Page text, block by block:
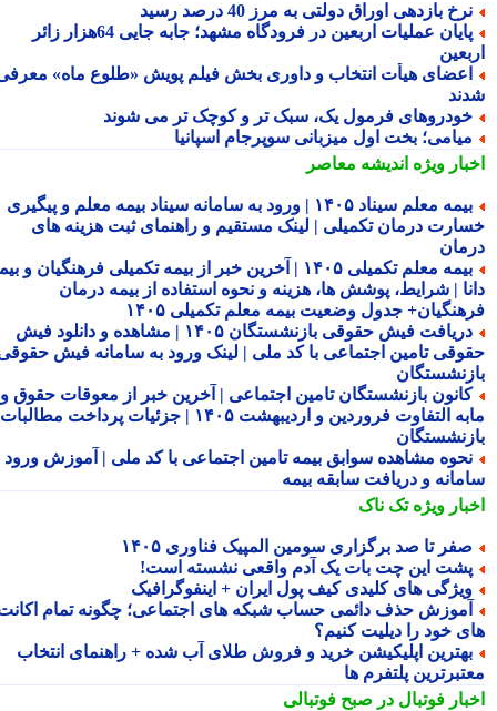
بازدهی اوراق دولتی به مرز 40 درصد رسید
پایان عملیات اربعین در فرودگاه مشهد؛ جابه جایی 64هزار زائر
هیأت انتخاب و داوری بخش فیلم پویش «طلوع ماه» معرفی
فرمول یک، سبک تر و کوچک تر می شوند
بخت اول میزبانی سوپرجام اسپانیا
ویژهاندیشه معاصر
بیمه معلم سیناد ۱۴۰۵ | ورود به سامانه سیناد بیمه معلم و پیگیری
درمان تکمیلی | لینک مستقیم و راهنمای ثبت هزینه های
بیمه معلم تکمیلی ۱۴۰۵ | آخرین خبر از بیمه تکمیلی فرهنگیان و بیمه
| شرایط، پوشش ها، هزینه و نحوه استفاده از بیمه درمان
جدول وضعیت بیمه معلم تکمیلی ۱۴۰۵
دریافت فیش حقوقی بازنشستگان ۱۴۰۵ | مشاهده و دانلود فیش
تامین اجتماعی با کد ملی | لینک ورود به سامانه فیش حقوقی
بازنشستگان تامین اجتماعی | آخرین خبر از معوقات حقوق و
مابه التفاوت فروردین و اردیبهشت ۱۴۰۵ | جزئیات پرداخت مطالبات
مشاهده سوابق بیمه تامین اجتماعی با کد ملی | آموزش ورود به
و دریافت سابقه بیمه
ویژهتک ناک
تا صد برگزاری سومین المپیک فناوری ۱۴۰۵
این چت بات یک آدم واقعی نشسته است!
های کلیدی کیف پول ایران + اینفوگرافیک
حذف دائمی حساب شبکه های اجتماعی؛ چگونه تمام اکانت
خود را دیلیت کنیم؟
اپلیکیشن خرید و فروش طلای آب شده + راهنمای انتخاب
پلتفرم ها
فوتبال در صبح فوتبالی